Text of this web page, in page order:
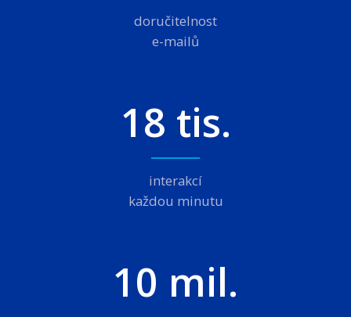
doručitelnost
e-mailů
18 tis.
interakcí
každou minutu
10 mil.